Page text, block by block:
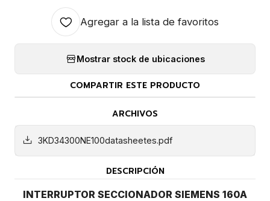
Agregar a la lista de favoritos
Mostrar stock de ubicaciones
COMPARTIR ESTE PRODUCTO
ARCHIVOS
3KD34300NE100datasheetes.pdf
DESCRIPCIÓN
INTERRUPTOR SECCIONADOR SIEMENS 160A